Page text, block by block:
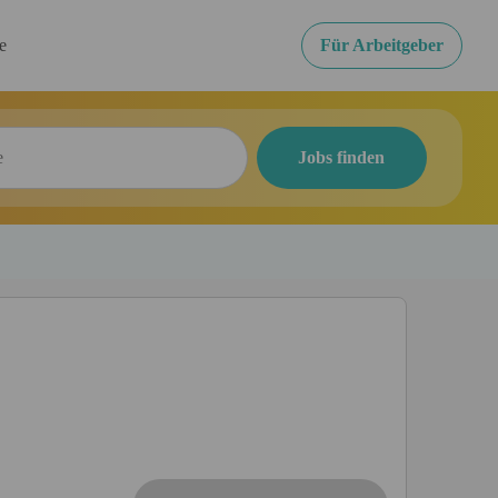
Für Arbeitgeber
Jobs finden